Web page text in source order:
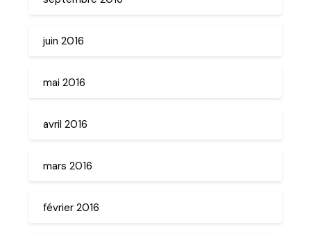
juin 2016
mai 2016
avril 2016
mars 2016
février 2016